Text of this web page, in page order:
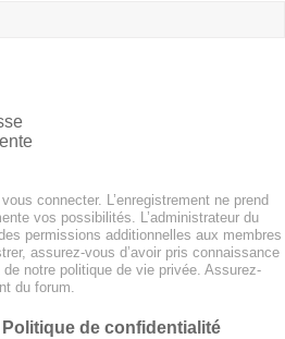
connecter. L’enregistrement ne prend
vos possibilités. L’administrateur du
permissions additionnelles aux membres
assurez-vous d’avoir pris connaissance
notre politique de vie privée. Assurez-
du forum.
Politique de confidentialité